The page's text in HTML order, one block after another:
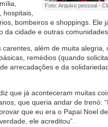
Foto: Arquivo pessoal -
hospitais,
bombeiros e shoppings. Ele
da cidade e outras
além de muita alegria,
remédios (quando
arrecadações e da
que já aconteceram muitas
que queria andar de trenó:
que eu era o Papai Noel
ele acreditou”.